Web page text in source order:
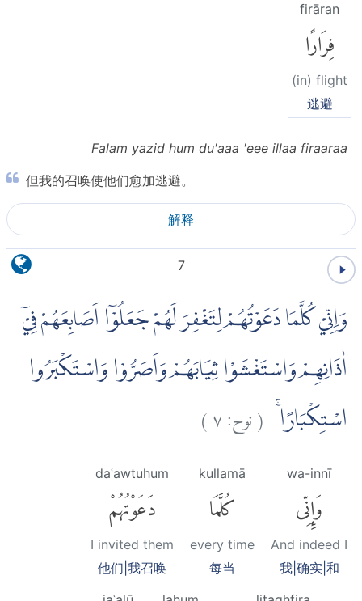
firāran
فِرَارًا
(in) flight
逃避
Falam yazid hum du'aaa 'eee illaa firaaraa
但我的召唤使他们愈加逃避。
解释
7
وَاِنِّيْ كُلَّمَا دَعَوْتُهُمْ لِتَغْفِرَ لَهُمْ جَعَلُوْٓا اَصَابِعَهُمْ فِيْٓ
اٰذَانِهِمْ وَاسْتَغْشَوْا ثِيَابَهُمْ وَاَصَرُّوْا وَاسْتَكْبَرُوا
اسْتِكْبَارًاۚ (نوح:٧)
wa-innī
وَإِنِّى
And indeed I
我|确实|和
kullamā
كُلَّمَا
every time
每当
daʿawtuhum
دَعَوْتُهُمْ
I invited them
他们|我召唤